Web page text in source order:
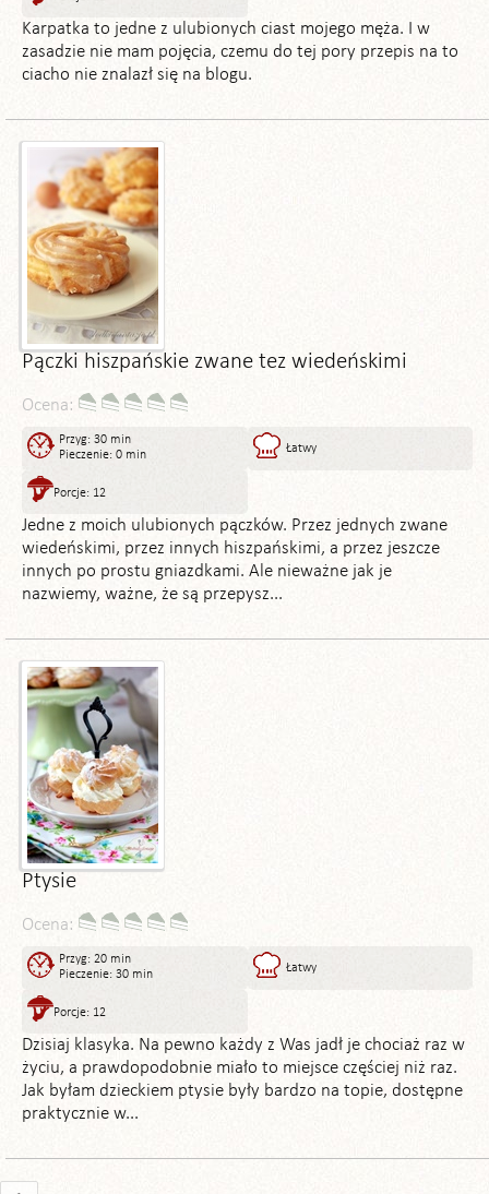
Karpatka to jedne z ulubionych ciast mojego męża. I w
zasadzie nie mam pojęcia, czemu do tej pory przepis na to
ciacho nie znalazł się na blogu.
Pączki hiszpańskie zwane tez wiedeńskimi
Ocena:
Przyg: 30 min
Pieczenie: 0 min
Łatwy
Porcje: 12
Jedne z moich ulubionych pączków. Przez jednych zwane
wiedeńskimi, przez innych hiszpańskimi, a przez jeszcze
innych po prostu gniazdkami. Ale nieważne jak je
nazwiemy, ważne, że są przepysz...
Ptysie
Ocena:
Przyg: 20 min
Pieczenie: 30 min
Łatwy
Porcje: 12
Dzisiaj klasyka. Na pewno każdy z Was jadł je chociaż raz w
życiu, a prawdopodobnie miało to miejsce częściej niż raz.
Jak byłam dzieckiem ptysie były bardzo na topie, dostępne
praktycznie w...